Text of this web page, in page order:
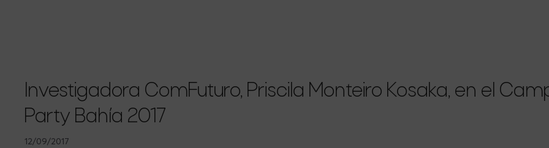
Investigadora ComFuturo, Priscila Monteiro Kosaka, en el
Party Bahía 2017
12/09/2017